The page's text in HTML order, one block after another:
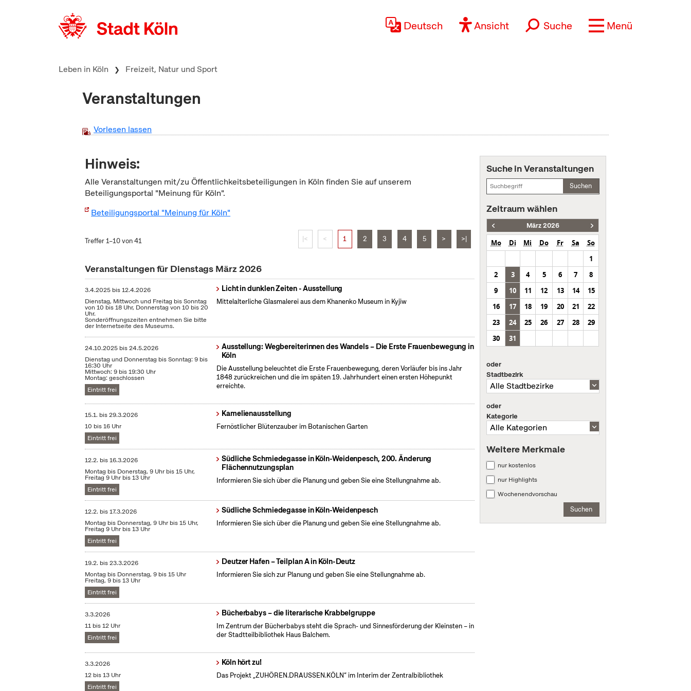
Deutsch Ansicht Suche Menü
Leben in Köln Freizeit, Natur und Sport
Veranstaltungen
Vorlesen lassen
Hinweis:
Alle Veranstaltungen mit/zu Öffentlichkeitsbeteiligungen in Köln finden Sie auf unserem
Beteiligungsportal "Meinung für Köln".
Beteiligungsportal "Meinung für Köln"
Treffer 1–10 von 41 |< < 1 2 3 4 5 > >|
Veranstaltungen für Dienstags März 2026
3.4.2025 bis12.4.2026
Dienstag, Mittwoch und Freitag bis Sonntag
von 10 bis 18 Uhr, Donnerstag von 10 bis 20
Uhr.
Sonderöffnungszeiten entnehmen Sie bitte
der Internetseite des Museums.
Licht in dunklen Zeiten - Ausstellung
Mittelalterliche Glasmalerei aus dem Khanenko Museum in Kyjiw
24.10.2025 bis24.5.2026
Dienstag und Donnerstag bis Sonntag: 9 bis
16:30 Uhr
Mittwoch: 9 bis 19:30 Uhr
Montag: geschlossen
Eintritt frei
Ausstellung: Wegbereiterinnen des Wandels – Die Erste Frauenbewegung in
Köln
Die Ausstellung beleuchtet die Erste Frauenbewegung, deren Vorläufer bis ins Jahr
1848 zurückreichen und die im späten 19. Jahrhundert einen ersten Höhepunkt
erreichte.
15.1. bis29.3.2026
10 bis 16 Uhr
Eintritt frei
Kamelienausstellung
Fernöstlicher Blütenzauber im Botanischen Garten
12.2. bis16.3.2026
Montag bis Donerstag, 9 Uhr bis 15 Uhr,
Freitag 9 Uhr bis 13 Uhr
Eintritt frei
Südliche Schmiedegasse in Köln-Weidenpesch, 200. Änderung
Flächennutzungsplan
Informieren Sie sich über die Planung und geben Sie eine Stellungnahme ab.
12.2. bis17.3.2026
Montag bis Donnerstag, 9 Uhr bis 15 Uhr,
Freitag 9 Uhr bis 13 Uhr
Eintritt frei
Südliche Schmiedegasse in Köln-Weidenpesch
Informieren Sie sich über die Planung und geben Sie eine Stellungnahme ab.
19.2. bis23.3.2026
Montag bis Donnerstag, 9 bis 15 Uhr
Freitag, 9 bis 13 Uhr
Eintritt frei
Deutzer Hafen – Teilplan A in Köln-Deutz
Informieren Sie sich zur Planung und geben Sie eine Stellungnahme ab.
3.3.2026
11 bis 12 Uhr
Eintritt frei
Bücherbabys – die literarische Krabbelgruppe
Im Zentrum der Bücherbabys steht die Sprach- und Sinnesförderung der Kleinsten – in
der Stadtteilbibliothek Haus Balchem.
3.3.2026
12 bis 13 Uhr
Eintritt frei
Köln hört zu!
Das Projekt „ZUHÖREN.DRAUSSEN.KÖLN“ im Interim der Zentralbibliothek
Suche in Veranstaltungen
Suchen
Zeitraum wählen
März 2026
Mo Di Mi Do Fr Sa
So
1
2
3 4 5 6 7
8
9
10 11 12 13 14
15
16
17 18 19 20 21
22
23
24 25 26 27 28
29
30
31
oder
Stadtbezirk
oder
Kategorie
Weitere Merkmale
nur kostenlos
nur Highlights
Wochenendvorschau
Suchen